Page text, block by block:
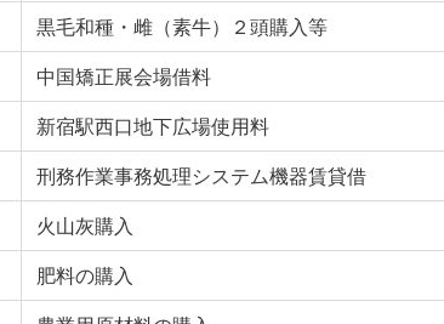
黒毛和種・雌（素牛）２頭購入等
中国矯正展会場借料
新宿駅西口地下広場使用料
刑務作業事務処理システム機器賃貸借
火山灰購入
肥料の購入